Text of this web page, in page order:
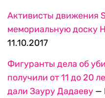
Активисты движения
мемориальную доску
11.10.2017
Фигуранты дела об
получили от 11 до 20
дали Зауру Дадаеву —